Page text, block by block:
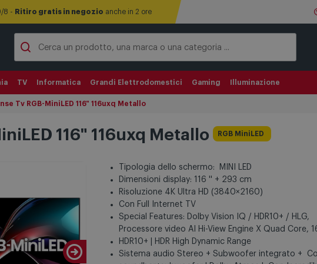
8 - Ritiro gratis in negozio anche in 2 ore
TV Informatica Grandi Elettrodomestici Gaming Illuminazione
Tv RGB-MiniLED 116" 116uxq Metallo
116" 116uxq Metallo RGB MiniLED
Tipologia dello schermo: MINI LED
Dimensioni display: 116 '' + 293 cm
Risoluzione 4K Ultra HD (3840×2160)
Con Full Internet TV
Special Features: Dolby Vision IQ / HDR10+ / HLG,
Processore video AI Hi-View Engine X Quad Core,
HDR10+ | HDR High Dynamic Range
Sistema audio Stereo + Subwoofer integrato +